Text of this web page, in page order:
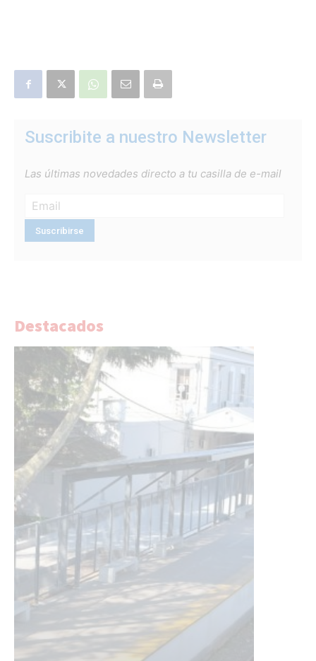
Suscribite a nuestro Newsletter
Las últimas novedades directo a tu casilla de e-mail
Destacados